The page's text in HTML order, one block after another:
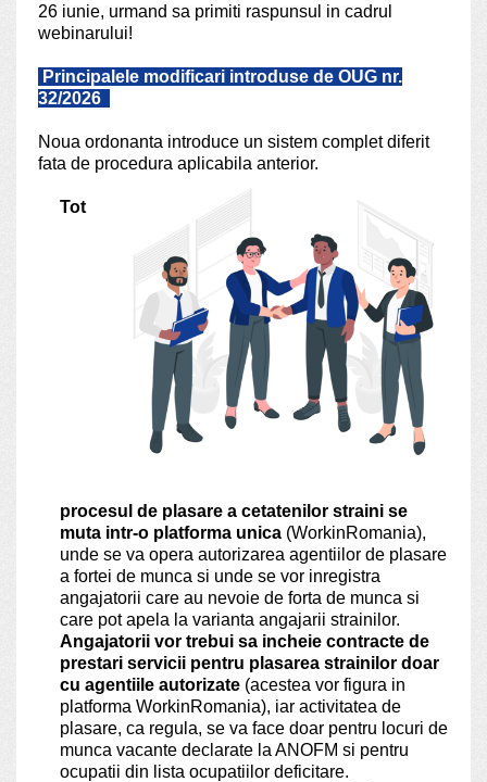
26 iunie, urmand sa primiti raspunsul in cadrul
webinarului!
Principalele modificari introduse de OUG nr.
32/2026
Noua ordonanta introduce un sistem complet diferit
fata de procedura aplicabila anterior.
Tot
procesul de plasare a cetatenilor straini se
muta intr-o platforma unica (WorkinRomania),
unde se va opera autorizarea agentiilor de plasare
a fortei de munca si unde se vor inregistra
angajatorii care au nevoie de forta de munca si
care pot apela la varianta angajarii strainilor.
Angajatorii vor trebui sa incheie contracte de
prestari servicii pentru plasarea strainilor doar
cu agentiile autorizate (acestea vor figura in
platforma WorkinRomania), iar activitatea de
plasare, ca regula, se va face doar pentru locuri de
munca vacante declarate la ANOFM si pentru
ocupatii din lista ocupatiilor deficitare.